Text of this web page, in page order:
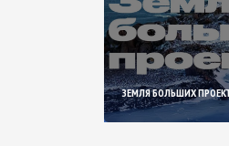
ЗЕМЛЯ БОЛЬШИХ